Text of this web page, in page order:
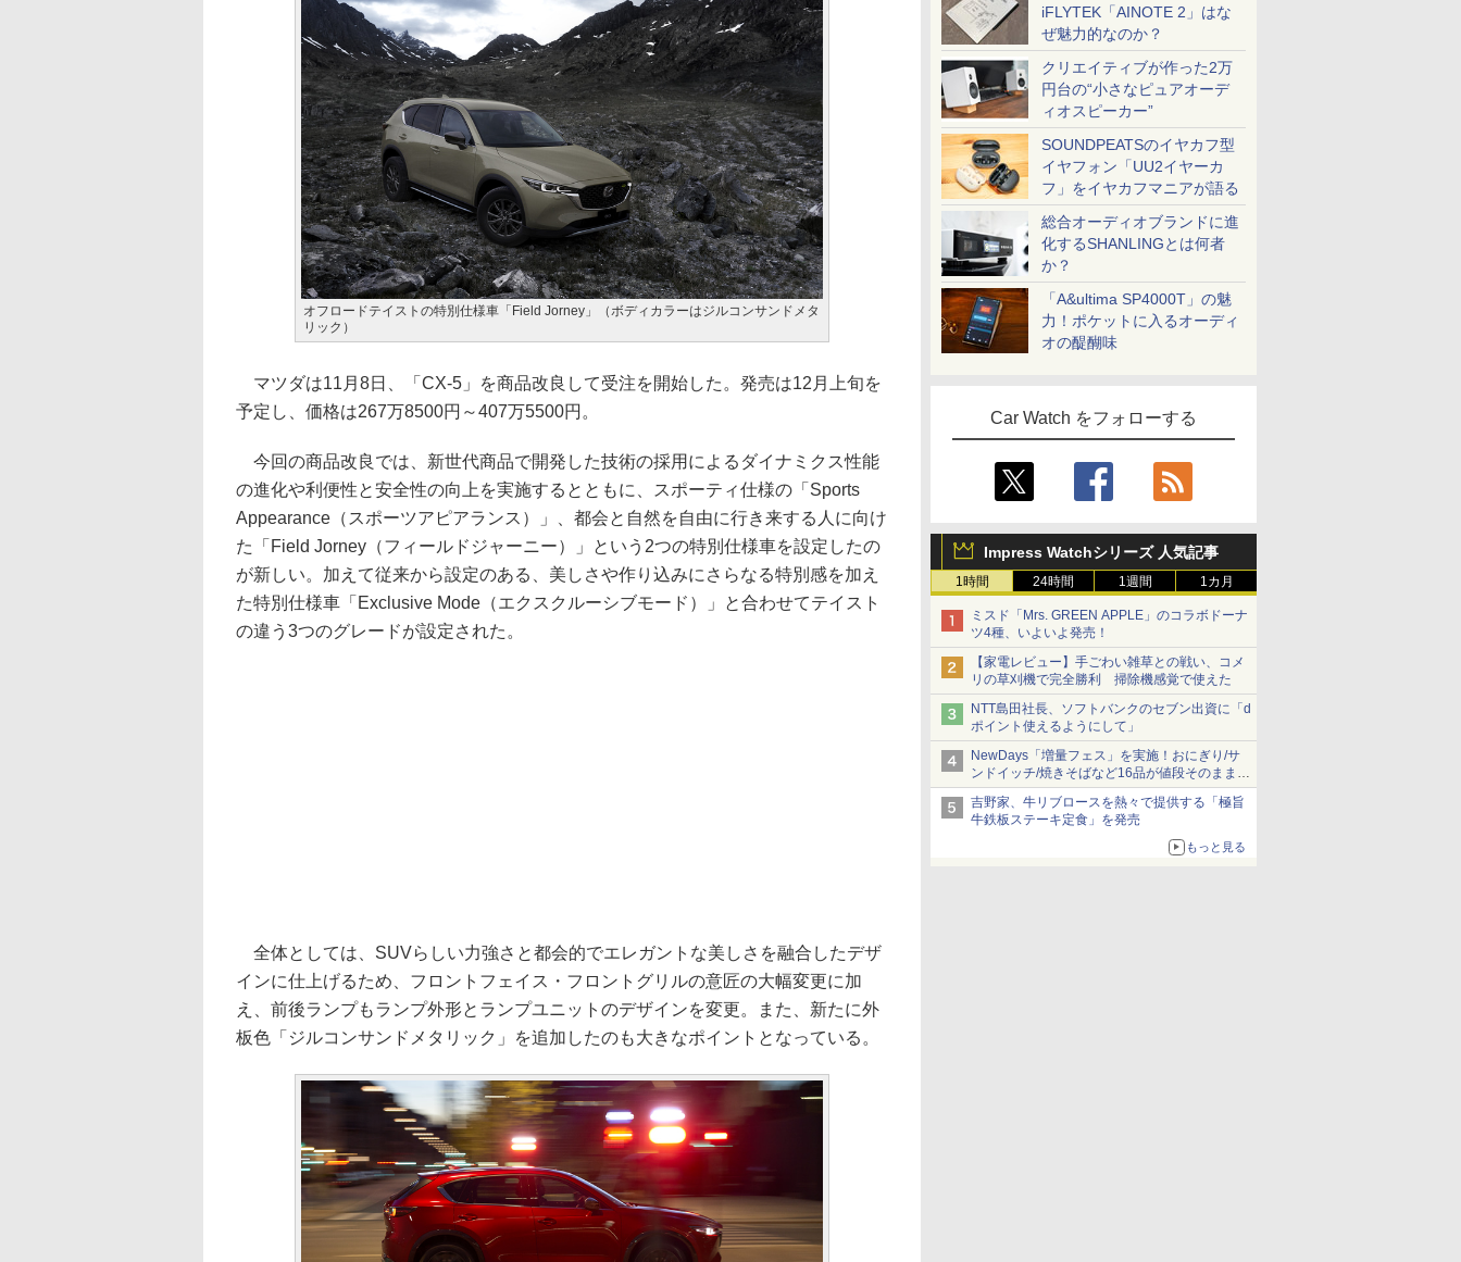
iFLYTEK「AINOTE 2」はな
ぜ魅力的なのか？
クリエイティブが作った2万
円台の“小さなピュアオーデ
ィオスピーカー”
SOUNDPEATSのイヤカフ型
イヤフォン「UU2イヤーカ
フ」をイヤカフマニアが語る
総合オーディオブランドに進
化するSHANLINGとは何者
か？
「A&ultima SP4000T」の魅
力！ポケットに入るオーディ
オの醍醐味
Car Watch をフォローする
Impress Watchシリーズ 人気記事
1時間 24時間 1週間 1カ月
ミスド「Mrs. GREEN APPLE」のコラボドーナ
ツ4種、いよいよ発売！
【家電レビュー】手ごわい雑草との戦い、コメ
リの草刈機で完全勝利 掃除機感覚で使えた
NTT島田社長、ソフトバンクのセブン出資に「d
ポイント使えるようにして」
NewDays「増量フェス」を実施！おにぎり/サ
ンドイッチ/焼きそばなど16品が値段そのままで
ボリュームアップ
吉野家、牛リブロースを熱々で提供する「極旨
牛鉄板ステーキ定食」を発売
もっと見る
オフロードテイストの特別仕様車「Field Jorney」（ボディカラーはジルコンサンドメタ
リック）
マツダは11月8日、「CX-5」を商品改良して受注を開始した。発売は12月上旬を
予定し、価格は267万8500円～407万5500円。
今回の商品改良では、新世代商品で開発した技術の採用によるダイナミクス性能
の進化や利便性と安全性の向上を実施するとともに、スポーティ仕様の「Sports
Appearance（スポーツアピアランス）」、都会と自然を自由に行き来する人に向け
た「Field Jorney（フィールドジャーニー）」という2つの特別仕様車を設定したの
が新しい。加えて従来から設定のある、美しさや作り込みにさらなる特別感を加え
た特別仕様車「Exclusive Mode（エクスクルーシブモード）」と合わせてテイスト
の違う3つのグレードが設定された。
全体としては、SUVらしい力強さと都会的でエレガントな美しさを融合したデザ
インに仕上げるため、フロントフェイス・フロントグリルの意匠の大幅変更に加
え、前後ランプもランプ外形とランプユニットのデザインを変更。また、新たに外
板色「ジルコンサンドメタリック」を追加したのも大きなポイントとなっている。